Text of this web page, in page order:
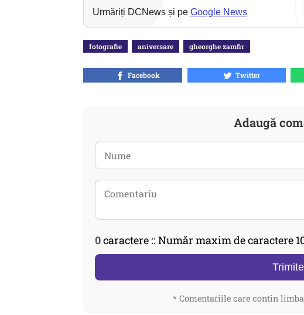
Urmăriți DCNews și pe Google News
fotografie aniversare gheorghe zamfir
Facebook Twitter
Adaugă
0caractere :: Număr maxim de caractere
Trimite
* Comentariile care contin